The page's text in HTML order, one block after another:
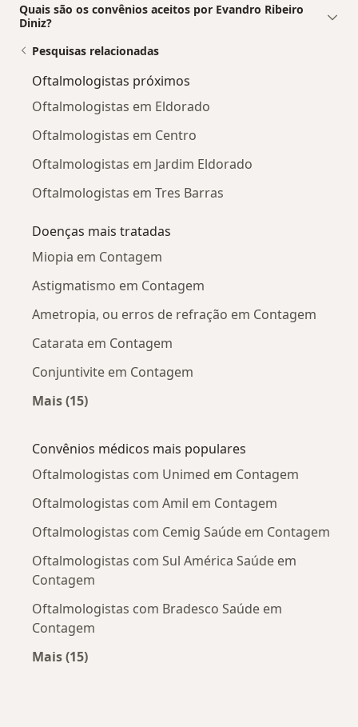
Quais são os convênios aceitos por Evandro Ribeiro
Diniz?
Pesquisas relacionadas
Oftalmologistas próximos
Oftalmologistas em Eldorado
Oftalmologistas em Centro
Oftalmologistas em Jardim Eldorado
Oftalmologistas em Tres Barras
Doenças mais tratadas
Miopia em Contagem
Astigmatismo em Contagem
Ametropia, ou erros de refração em Contagem
Catarata em Contagem
Conjuntivite em Contagem
Mais (15)
Convênios médicos mais populares
Oftalmologistas com Unimed em Contagem
Oftalmologistas com Amil em Contagem
Oftalmologistas com Cemig Saúde em Contagem
Oftalmologistas com Sul América Saúde em
Contagem
Oftalmologistas com Bradesco Saúde em
Contagem
Mais (15)